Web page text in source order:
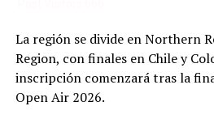
NORMATIVA Y REGLAS
La región se divide en Northern
Region, con finales en Chile y
inscripción comenzará tras la
Open Air 2026.